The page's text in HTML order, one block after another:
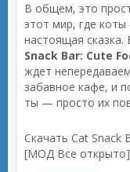
В общем, это
этот мир, где
настоящая сказка.
Snack Bar: Cute
ждет
забавное кафе, и
ты — просто их
Скачать Cat Snack
[МОД Все открыто]